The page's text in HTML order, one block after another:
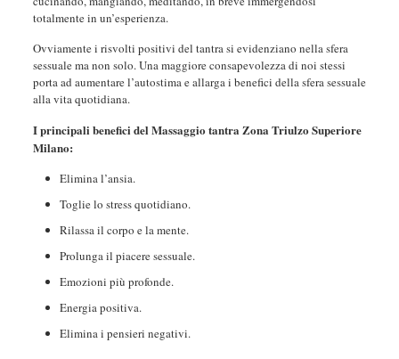
totalmente in un’esperienza.
Ovviamente i risvolti positivi del tantra si evidenziano nella sfera
sessuale ma non solo. Una maggiore consapevolezza di noi stessi
porta ad aumentare l’autostima e allarga i benefici della sfera sessuale
alla vita quotidiana.
I principali benefici del Massaggio tantra Zona Triulzo Superiore
Milano:
Elimina l’ansia.
Toglie lo stress quotidiano.
Rilassa il corpo e la mente.
Prolunga il piacere sessuale.
Emozioni più profonde.
Energia positiva.
Elimina i pensieri negativi.